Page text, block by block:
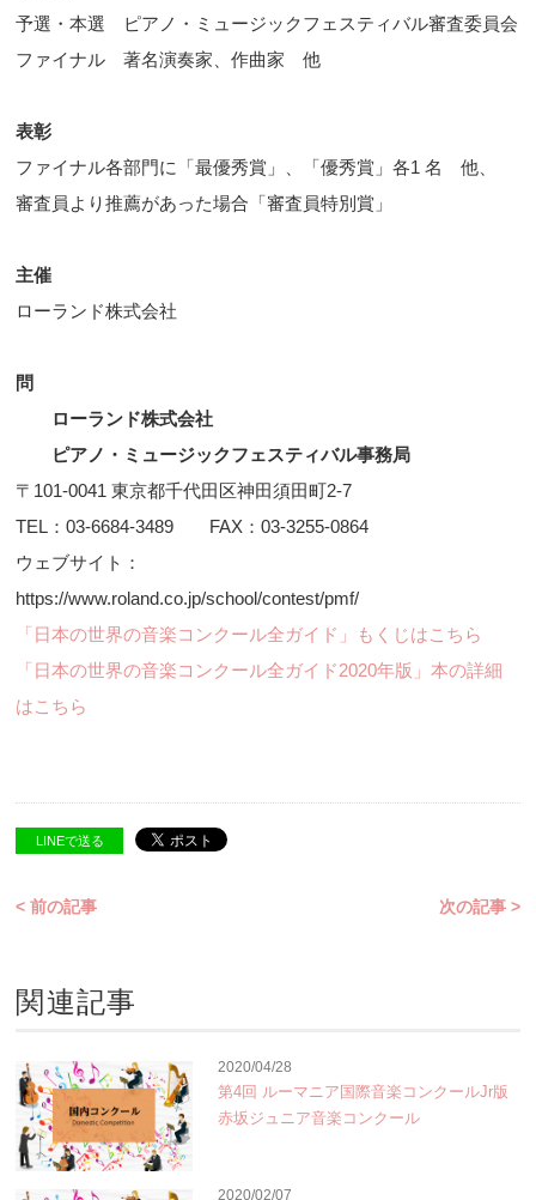
予選・本選 ピアノ・ミュージックフェスティバル審査委員会
ファイナル 著名演奏家、作曲家 他
表彰
ファイナル各部門に「最優秀賞」、「優秀賞」各1 名 他、
審査員より推薦があった場合「審査員特別賞」
主催
ローランド株式会社
問
ローランド株式会社
ピアノ・ミュージックフェスティバル事務局
〒101-0041 東京都千代田区神田須田町2-7
TEL：03-6684-3489 FAX：03-3255-0864
ウェブサイト：
https://www.roland.co.jp/school/contest/pmf/
「日本の世界の音楽コンクール全ガイド」もくじはこちら
「日本の世界の音楽コンクール全ガイド2020年版」本の詳細
はこちら
LINEで送る
< 前の記事 次の記事 >
関連記事
2020/04/28
第4回 ルーマニア国際音楽コンクールJr版
赤坂ジュニア音楽コンクール
2020/02/07